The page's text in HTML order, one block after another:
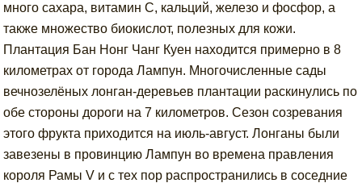
много сахара, витамин С, кальций, железо и фосфор, а
также множество биокислот, полезных для кожи.
Плантация Бан Нонг Чанг Куен находится примерно в 8
километрах от города Лампун. Многочисленные сады
вечнозелёных лонган-деревьев плантации раскинулись по
обе стороны дороги на 7 километров. Сезон созревания
этого фрукта приходится на июль-август. Лонганы были
завезены в провинцию Лампун во времена правления
короля Рамы V и с тех пор распространились в соседние